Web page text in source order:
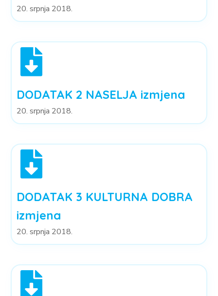
20. srpnja 2018.
DODATAK 2 NASELJA izmjena
20. srpnja 2018.
DODATAK 3 KULTURNA DOBRA
izmjena
20. srpnja 2018.